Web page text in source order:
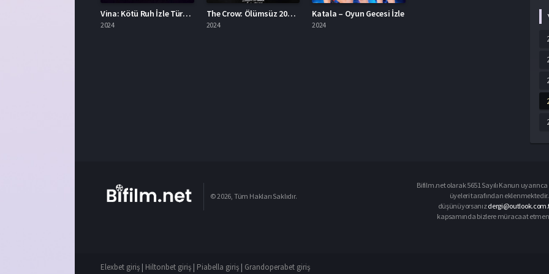
Vina: Kötü Ruh İzle Türkçe Dublaj
2024
The Crow: Ölümsüz 2024 İzle
2024
Katala – Oyun Gecesi İzle
2024
© 2026, Tüm Hakları Saklıdır.
Bifilm.net olarak 5651 Sayılı Kanun
üyeleri tarafından
düşünüyorsanız
kapsamında bizlere müracaat
Elexbet giriş | Hiltonbet giriş | Piabella giriş | Grandoperabet giriş